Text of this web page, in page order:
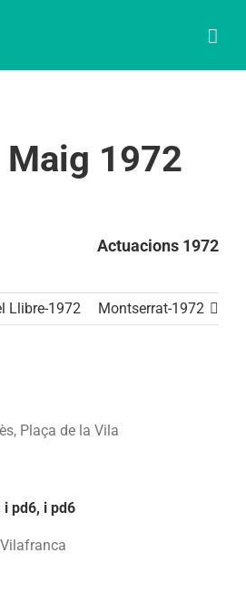
1972
Actuacions 1972
Llibre-1972 Montserrat-1972
Plaça de la Vila
i pd6, i pd6